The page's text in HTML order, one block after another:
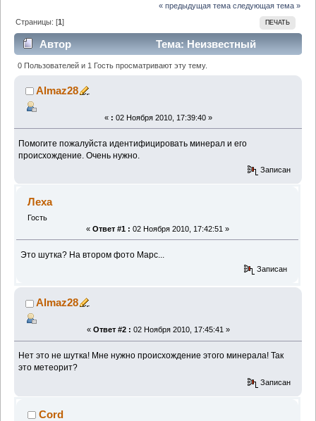
« предыдущая тема следующая тема »
ПЕЧАТЬ
Страницы: [1]
Автор
Тема: Неизвестный
минерал (Прочитано 2100 раз)
0 Пользователей и 1 Гость просматривают эту тему.
Almaz28
« : 02 Ноября 2010, 17:39:40 »
Помогите пожалуйста идентифицировать минерал и его
происхождение. Очень нужно.
Записан
Леха
Гость
« Ответ #1 : 02 Ноября 2010, 17:42:51 »
Это шутка? На втором фото Марс...
Записан
Almaz28
« Ответ #2 : 02 Ноября 2010, 17:45:41 »
Нет это не шутка! Мне нужно происхождение этого минерала! Так
это метеорит?
Записан
Cord